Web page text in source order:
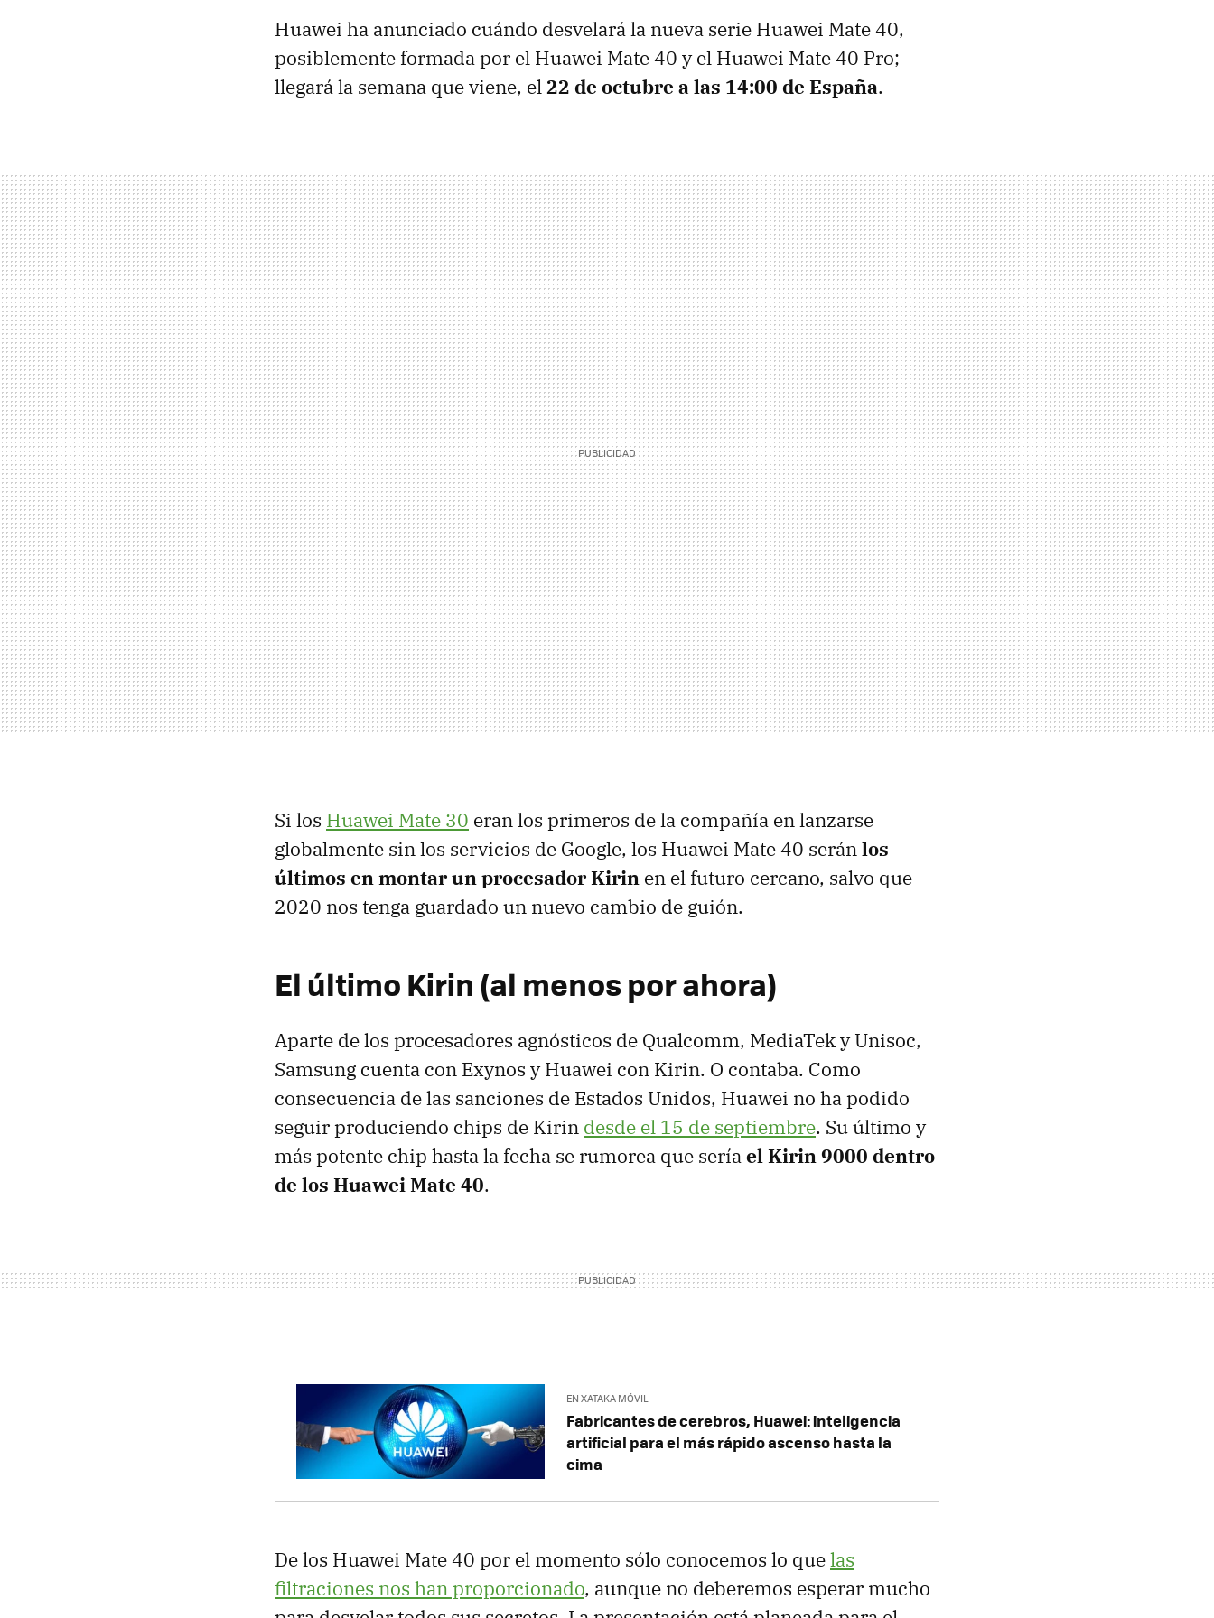
Huawei ha anunciado cuándo desvelará la nueva serie Huawei Mate 40,
posiblemente formada por el Huawei Mate 40 y el Huawei Mate 40 Pro;
llegará la semana que viene, el22 de octubre a las 14:00 de España.
Si los Huawei Mate 30 eran los primeros de la compañía en lanzarse
globalmente sin los servicios de Google, los Huawei Mate 40 seránlos
últimos en montar un procesador Kirin en el futuro cercano, salvo que
2020 nos tenga guardado un nuevo cambio de guión.
El último Kirin (al menos por ahora)
Aparte de los procesadores agnósticos de Qualcomm, MediaTek y Unisoc,
Samsung cuenta con Exynos y Huawei con Kirin. O contaba. Como
consecuencia de las sanciones de Estados Unidos, Huawei no ha podido
seguir produciendo chips de Kirin desde el 15 de septiembre. Su último y
más potente chip hasta la fecha se rumorea que seríael Kirin 9000 dentro
de los Huawei Mate 40.
EN XATAKA MÓVIL
Fabricantes de cerebros, Huawei: inteligencia
artificial para el más rápido ascenso hasta la
cima
De los Huawei Mate 40 por el momento sólo conocemos lo quelas
filtraciones nos han proporcionado, aunque no deberemos esperar mucho